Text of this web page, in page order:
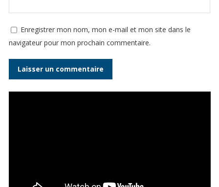
Enregistrer mon nom, mon e-mail et mon site dans le
navigateur pour mon prochain commentaire.